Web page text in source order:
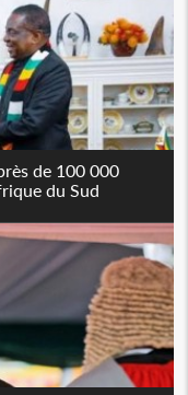
de 100 000
du Sud